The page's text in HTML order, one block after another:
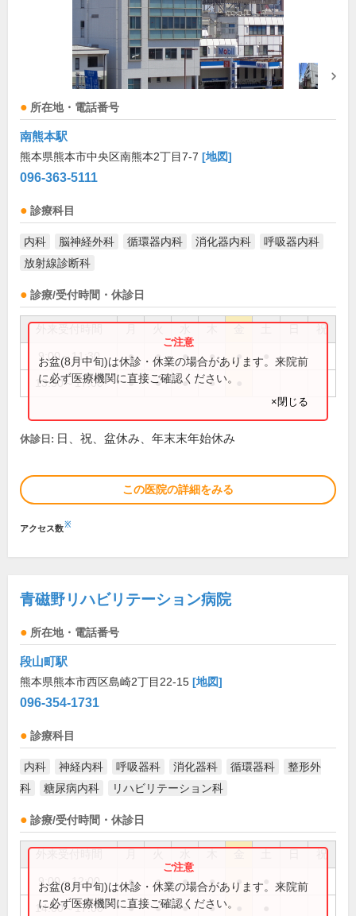
所在地・電話番号
南熊本駅
熊本県熊本市中央区南熊本2丁目7-7 [地図]
096-363-5111
診療科目
内科 脳神経外科 循環器内科 消化器内科
呼吸器内科
放射線診断科
診療/受付時間・休診日
祝
9:00～11:30 ● ● ● ● ●
13:30～17:00 ● ● ● ●
お盆(8月中旬)は休診・休業の場合があります。来院前
に必ず医療機関に直接ご確認ください。
×閉じる
休診日: 日、祝、盆休み、年末末年始休み
この医院の詳細をみる
アクセス数※
青磁野リハビリテーション病院
所在地・電話番号
段山町駅
熊本県熊本市西区島崎2丁目22-15 [地図]
096-354-1731
診療科目
内科 神経内科 呼吸器科 消化器科 循環器科
整形外
科
糖尿病内科 リハビリテーション科
診療/受付時間・休診日
祝
9:00～12:00 ● ● ● ● ●
14:00～17:00 ● ● ● ●
お盆(8月中旬)は休診・休業の場合があります。来院前
に必ず医療機関に直接ご確認ください。